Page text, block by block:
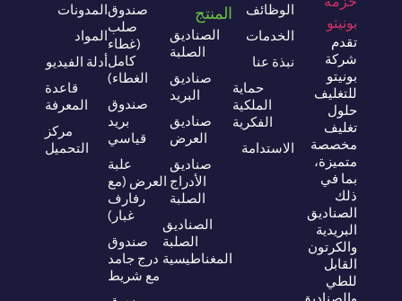
تقدم
شركة
بونيتو
للتغليف
حلول
تغليف
مخصصة
متميزة،
بما في
ذلك
الصناديق
البريدية
والكرتون
القابل
للطي
الوظائف
الخدمات
نبذة عنا
حماية
الملكية
الفكرية
الاستدامة
المنتج
الصناديق
الصلبة
صناديق
البريد
صناديق
العرض
صناديق
الأدراج
الصلبة
الصناديق
الصلبة
المغناطيسية
صندوق
صلب
(غطاء
كامل
الغطاء)
صندوق
بريد
قياسي
علبة
العرض (مع
رفارف
غبار)
صندوق
درج جامد
مع شريط
المدونات
المواد
أدلة الفيديو
قاعدة
المعرفة
مركز
التحميل